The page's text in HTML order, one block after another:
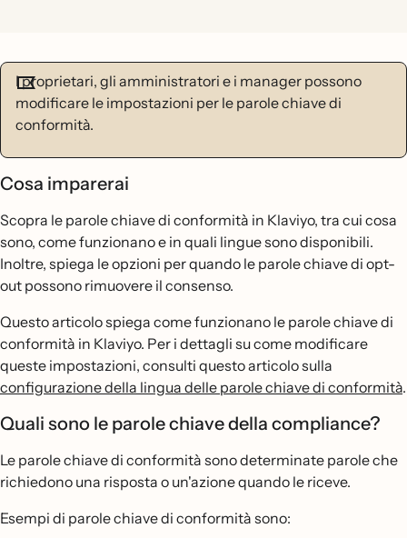
I proprietari, gli amministratori e i manager possono
modificare le impostazioni per le parole chiave di
conformità.
Cosa imparerai
Scopra le parole chiave di conformità in Klaviyo, tra cui cosa
sono, come funzionano e in quali lingue sono disponibili.
Inoltre, spiega le opzioni per quando le parole chiave di opt-
out possono rimuovere il consenso.
Questo articolo spiega come funzionano le parole chiave di
conformità in Klaviyo. Per i dettagli su come modificare
queste impostazioni, consulti questo articolo sulla
configurazione della lingua delle parole chiave di conformità.
Quali sono le parole chiave della compliance?
Le parole chiave di conformità sono determinate parole che
richiedono una risposta o un'azione quando le riceve.
Esempi di parole chiave di conformità sono: